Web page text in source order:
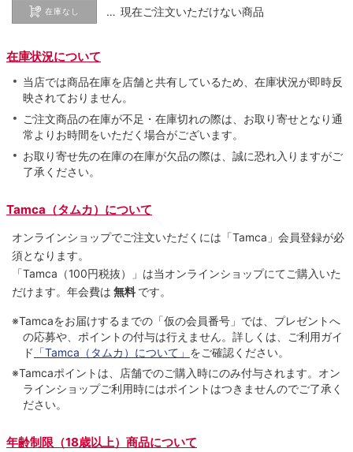
在庫なし … 現在ご注文いただけない商品
在庫状況について
当店では商品在庫を店舗と共有しているため、在庫状況が即時反
映されておりません。
ご注文商品の在庫が不足・在庫切れの際は、お取り寄せとなり通
常よりお時間をいただく場合がございます。
お取り寄せ先の在庫の在庫が欠品の際は、誠に恐れ入りますがご
了承ください。
Tamca（タムカ）について
オンラインショップでご注⽂いただくには「Tamca」会員登録が必
須となります。
「Tamca （100円税抜）
」は当オンラインショップにてご購⼊いた
だけます。 年会費は 無料 です。
※Tamcaをお届けするまでの「仮の会員番号」では、プレゼントへ
の応募や、ポイントの付与は⾏えません。詳しくは、ご利⽤ガイ
ド 「Tamca（タムカ）について」 をご確認ください。
※Tamcaポイントは、店舗でのご購⼊時にのみ付与されます。オン
ラインショップご利用時にはポイントはつきませんのでご了承く
ださい。
年齢制限（18歳以上）商品について